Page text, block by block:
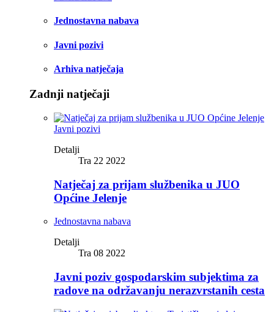
Jednostavna nabava
Javni pozivi
Arhiva natječaja
Zadnji natječaji
Javni pozivi
Detalji
Tra 22 2022
Natječaj za prijam službenika u JUO
Općine Jelenje
Jednostavna nabava
Detalji
Tra 08 2022
Javni poziv gospodarskim subjektima za
radove na održavanju nerazvrstanih cesta